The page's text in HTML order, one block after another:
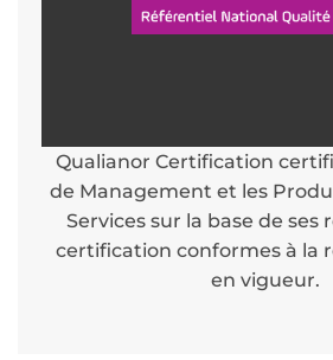
Qualianor Certification
de Management et les
Services sur la base de ses
certification conformes à la
en vigueur.